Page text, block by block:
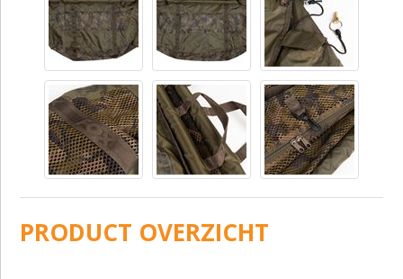
PRODUCT OVERZICHT